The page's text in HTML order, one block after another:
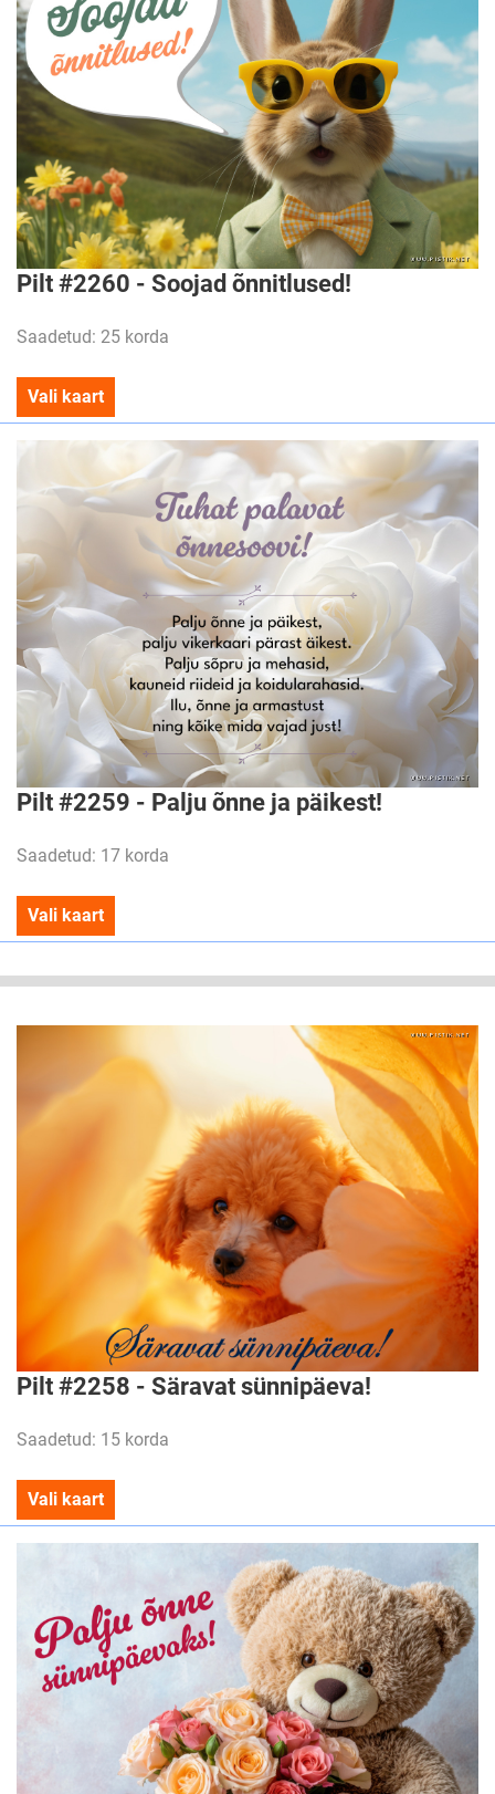
Pilt #2260 - Soojad õnnitlused!
Saadetud: 25 korda
Vali kaart
Pilt #2259 - Palju õnne ja päikest!
Saadetud: 17 korda
Vali kaart
Pilt #2258 - Säravat sünnipäeva!
Saadetud: 15 korda
Vali kaart